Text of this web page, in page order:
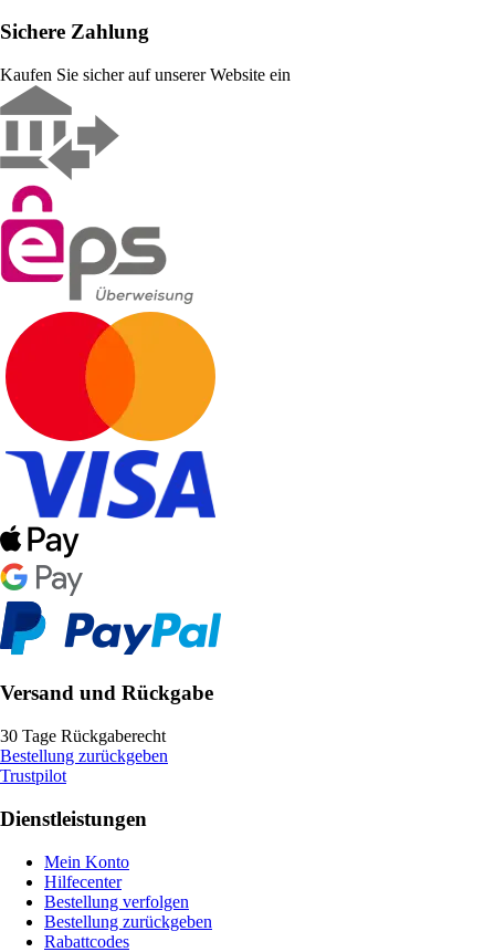
Sichere Zahlung
Kaufen Sie sicher auf unserer Website ein
Versand und Rückgabe
30 Tage Rückgaberecht
Bestellung zurückgeben
Trustpilot
Dienstleistungen
Mein Konto
Hilfecenter
Bestellung verfolgen
Bestellung zurückgeben
Rabattcodes